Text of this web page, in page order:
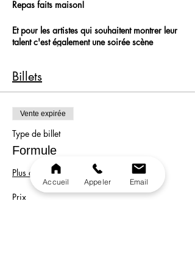
Repas faits maison!
Et pour les artistes qui souhaitent montrer leur
talent c'est également une soirée scène
public votre talent!
une ambiance ultra conviviale, familiale
19h - 00h30
Billets
Vente expirée
Type de billet
Formule
Plus d'info
Prix
Accueil Appeler Email